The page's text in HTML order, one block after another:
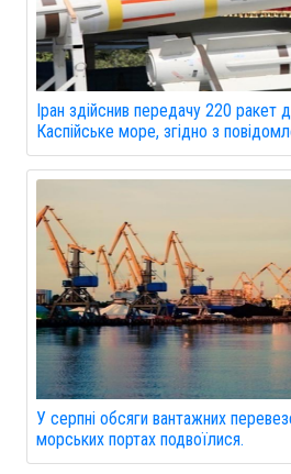
Іран здійснив передачу 220 ракет
Каспійське море, згідно з
У серпні обсяги вантажних
морських портах подвоїлися.